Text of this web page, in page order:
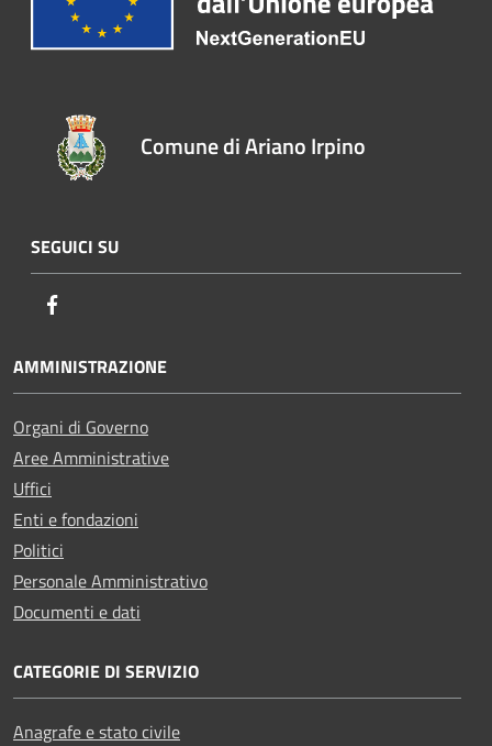
Comune di Ariano Irpino
SEGUICI SU
AMMINISTRAZIONE
Organi di Governo
Aree Amministrative
Uffici
Enti e fondazioni
Politici
Personale Amministrativo
Documenti e dati
CATEGORIE DI SERVIZIO
Anagrafe e stato civile